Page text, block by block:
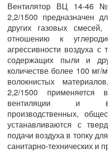
Вентилятор ВЦ 14-46
2,2/1500 предназначен
других газовых смесей,
отношению к
агрессивности воздуха
содержащих пыли и
количестве более 100 мг/м
волокнистых
2,2/1500 применяется
вентиляции и
производственных,
устанавливаются с
подачи воздуха в топку
санитарно-технических и